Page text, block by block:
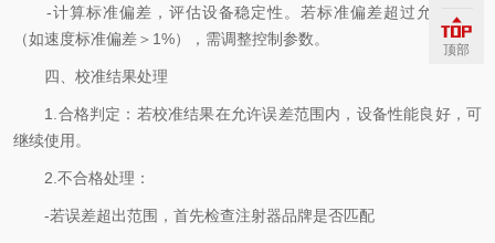
-计算标准偏差，评估设备稳定性。若标准偏差超过允许范围
（如速度标准偏差＞1%），需调整控制参数。
四、校准结果处理
1.合格判定：若校准结果在允许误差范围内，设备性能良好，可
继续使用。
2.不合格处理：
-若误差超出范围，首先检查注射器品牌是否匹配
顶部